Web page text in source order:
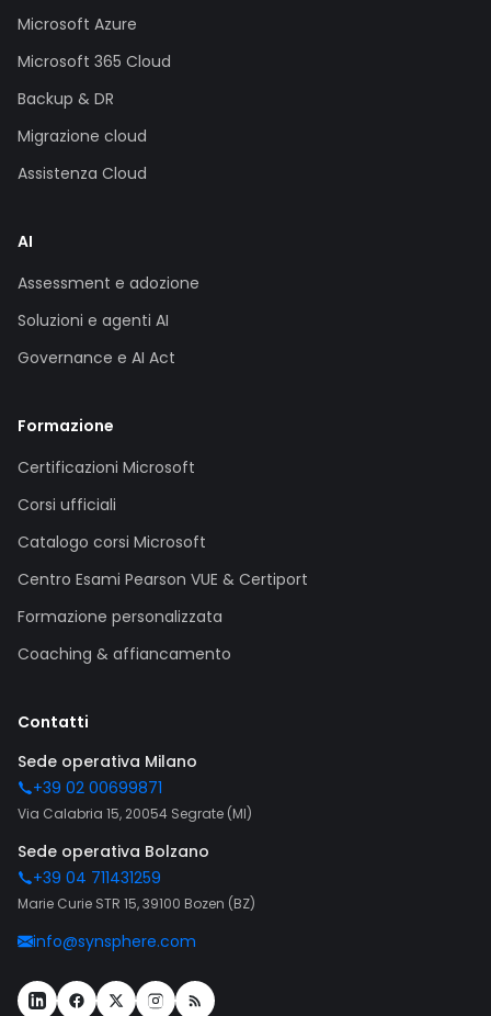
Microsoft Azure
Microsoft 365 Cloud
Backup & DR
Migrazione cloud
Assistenza Cloud
AI
Assessment e adozione
Soluzioni e agenti AI
Governance e AI Act
Formazione
Certificazioni Microsoft
Corsi ufficiali
Catalogo corsi Microsoft
Centro Esami Pearson VUE & Certiport
Formazione personalizzata
Coaching & affiancamento
Contatti
Sede operativa Milano
+39 02 00699871
Via Calabria 15, 20054 Segrate (MI)
Sede operativa Bolzano
+39 04 711431259
Marie Curie STR 15, 39100 Bozen (BZ)
info@synsphere.com